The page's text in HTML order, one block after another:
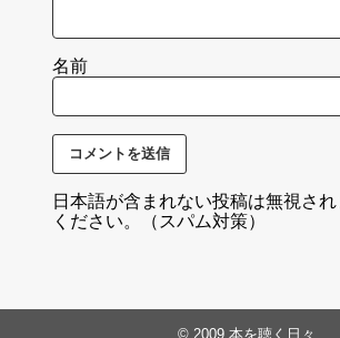
名前
日本語が含まれない投稿は無視さ
ください。（スパム対策）
© 2009 本を聴く日々